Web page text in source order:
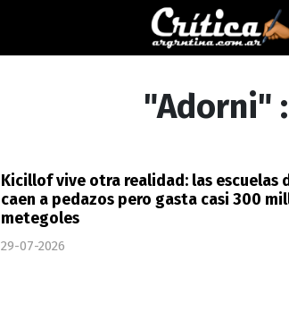
"Adorni" :
Kicillof vive otra realidad: las escuelas
caen a pedazos pero gasta casi 300
metegoles
29-07-2026